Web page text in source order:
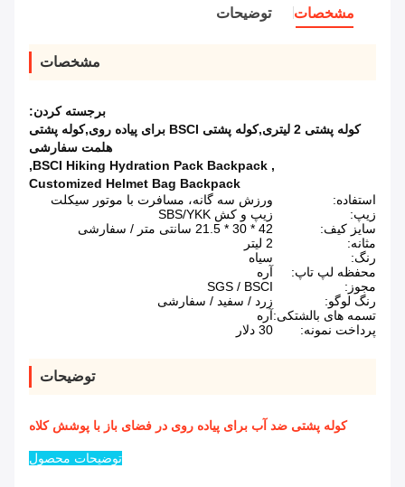
مشخصات توضیحات
مشخصات
برجسته کردن:
کوله پشتی 2 لیتری,کوله پشتی BSCI برای پیاده روی,کوله پشتی
هلمت سفارشی
,
BSCI Hiking Hydration Pack Backpack
,
Customized Helmet Bag Backpack
استفاده:
ورزش سه گانه، مسافرت با موتور سیکلت
زیپ:
زیپ و کش SBS/YKK
سایز کیف:
42 * 30 * 21.5 سانتی متر / سفارشی
مثانه:
2 لیتر
رنگ:
سیاه
محفظه لپ تاپ:
آره
مجوز:
SGS / BSCI
رنگ لوگو:
زرد / سفید / سفارشی
تسمه های بالشتکی:آره
پرداخت نمونه:
30 دلار
توضیحات
کوله پشتی ضد آب برای پیاده روی در فضای باز با پوشش کلاه
توضیحات محصول